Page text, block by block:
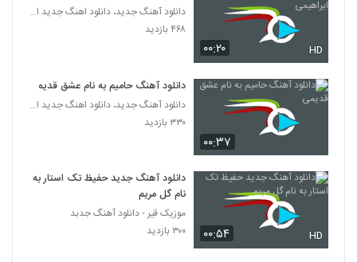
دانلود آهنگ مجتبی جعفری سربار
5747
دانلود آهنگ جدید و زیبای محمد خدابنده با نام
پیشم بمون
آهنگ نه نرو (رمیکس جدید) از سیروان
خسروی(پاپ)
۲۸۰ بازدید
5749
دانلود آهنگ فرزاد بختیاری شیدایی
۲۴۲ بازدید
۰۰:۲۰ HD
دانلود آهنگ جدید، دانلود اهنگ جدید ایرانی
۴۶۸ بازدید
۰۰:۳۷
دانلود آهنگ حامیم به نام عشق قدیمی
دانلود آهنگ جدید، دانلود اهنگ جدید ایرانی
۳۳۰ بازدید
۰۰:۵۴ HD
دانلود آهنگ جدید حفیظ تک استار به
نام گل مریم
موزیک قیر - دانلود آهنگ جدبد
۳۰۰ بازدید